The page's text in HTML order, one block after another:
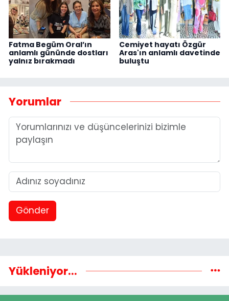
Fatma Begüm Oral’ın
anlamlı gününde dostları
yalnız bırakmadı
Cemiyet hayatı Özgür
Aras'ın anlamlı davetinde
buluştu
Yorumlar
Gönder
Yükleniyor...